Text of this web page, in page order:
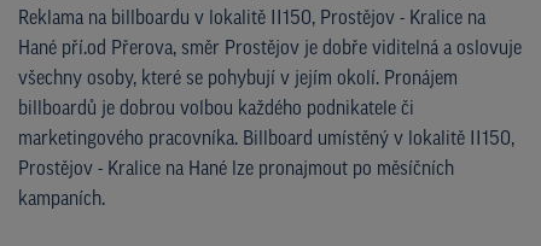
Reklama na billboardu v lokalitě II150, Prostějov - Kralice na
Hané pří.od Přerova, směr Prostějov je dobře viditelná a oslovuje
všechny osoby, které se pohybují v jejím okolí. Pronájem
billboardů je dobrou volbou každého podnikatele či
marketingového pracovníka. Billboard umístěný v lokalitě II150,
Prostějov - Kralice na Hané lze pronajmout po měsíčních
kampaních.